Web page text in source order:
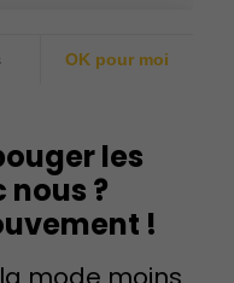
les
nous ?
!